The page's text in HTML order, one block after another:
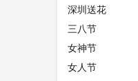
深圳送花
三八节
女神节
女人节